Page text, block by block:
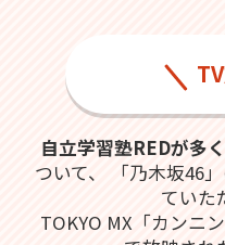
自立学習塾REDが多
ついて、
「乃木坂46
ていた
TOKYO MX「カンニ